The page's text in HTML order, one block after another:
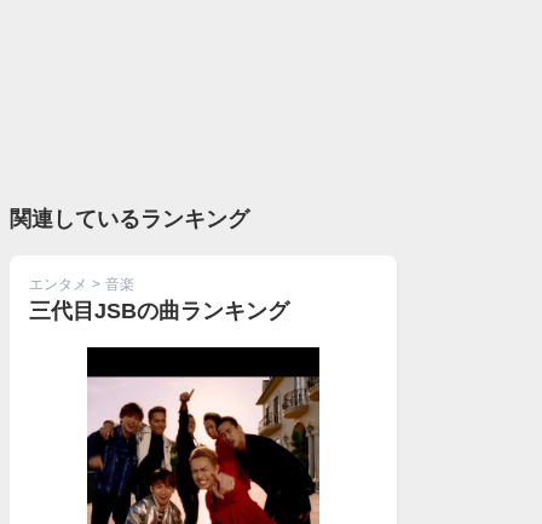
関連しているランキング
エンタメ > 音楽
三代目JSBの曲ランキング